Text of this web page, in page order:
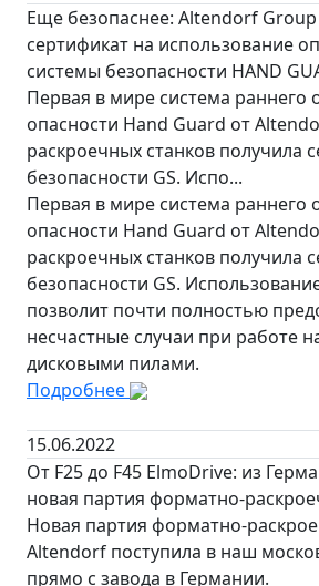
Еще безопаснее: Altendorf
сертификат на использование
системы безопасности HAND
Первая в мире система раннего
опасности Hand Guard от
раскроечных станков получила
безопасности GS. Испо...
Первая в мире система раннего
опасности Hand Guard от
раскроечных станков получила
безопасности GS.
позволит почти полностью
несчастные случаи при работе
дисковыми пилами.
Подробнее
15.06.2022
От F25 до F45 ElmoDrive: из
новая партия форматно-
Новая партия форматно-
Altendorf поступила в наш
прямо с завода в Германии.